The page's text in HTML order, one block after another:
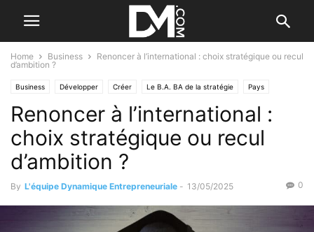
Home Business
Renoncer à l’international : choix stratégique ou recul
d’ambition ?
Business Développer Créer Le B.A. BA de la stratégie Pays
Valorisation d'entreprise
Renoncer à l’international :
choix stratégique ou recul
d’ambition ?
By L'équipe Dynamique Entrepreneuriale - 13/05/2025 0